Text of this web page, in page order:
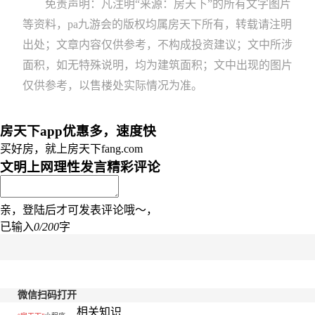
免责声明：凡注明“来源：房天下”的所有文字图片
等资料，pa九游会的版权均属房天下所有，转载请注明
出处；文章内容仅供参考，不构成投资建议；文中所涉
面积，如无特殊说明，均为建筑面积；文中出现的图片
仅供参考，以售楼处实际情况为准。
房天下app优惠多，速度快
买好房，就上房天下fang.com
文明上网理性发言精彩评论
亲，登陆后才可发表评论哦～，
已输入0/200字
微信扫码打开
相关知识